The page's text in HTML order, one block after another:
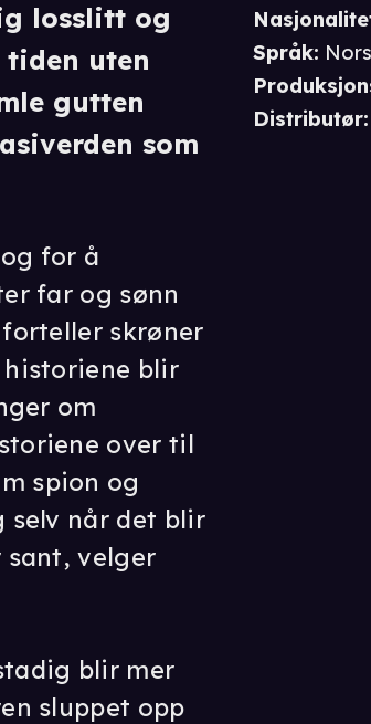
Språk:
Distributør:
losslitt og
uten
gutten
som
for å
far og sønn
skrøner
blir
om
over til
spion og
selv når det blir
velger
blir mer
sluppet opp